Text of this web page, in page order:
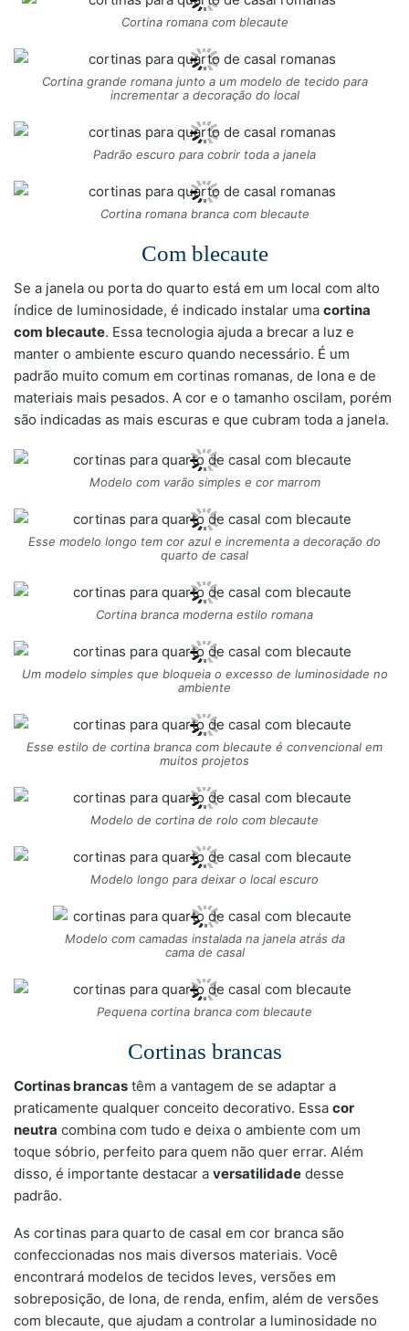
Cortina romana com blecaute
Cortina grande romana junto a um modelo de tecido para
incrementar a decoração do local
Padrão escuro para cobrir toda a janela
Cortina romana branca com blecaute
Com blecaute
Se a janela ou porta do quarto está em um local com alto
índice de luminosidade, é indicado instalar uma cortina
com blecaute. Essa tecnologia ajuda a brecar a luz e
manter o ambiente escuro quando necessário. É um
padrão muito comum em cortinas romanas, de lona e de
materiais mais pesados. A cor e o tamanho oscilam, porém
são indicadas as mais escuras e que cubram toda a janela.
Modelo com varão simples e cor marrom
Esse modelo longo tem cor azul e incrementa a decoração do
quarto de casal
Cortina branca moderna estilo romana
Um modelo simples que bloqueia o excesso de luminosidade no
ambiente
Esse estilo de cortina branca com blecaute é convencional em
muitos projetos
Modelo de cortina de rolo com blecaute
Modelo longo para deixar o local escuro
Modelo com camadas instalada na janela atrás da
cama de casal
Pequena cortina branca com blecaute
Cortinas brancas
Cortinas brancas têm a vantagem de se adaptar a
praticamente qualquer conceito decorativo. Essa cor
neutra combina com tudo e deixa o ambiente com um
toque sóbrio, perfeito para quem não quer errar. Além
disso, é importante destacar a versatilidade desse
padrão.
As cortinas para quarto de casal em cor branca são
confeccionadas nos mais diversos materiais. Você
encontrará modelos de tecidos leves, versões em
sobreposição, de lona, de renda, enfim, além de versões
com blecaute, que ajudam a controlar a luminosidade no